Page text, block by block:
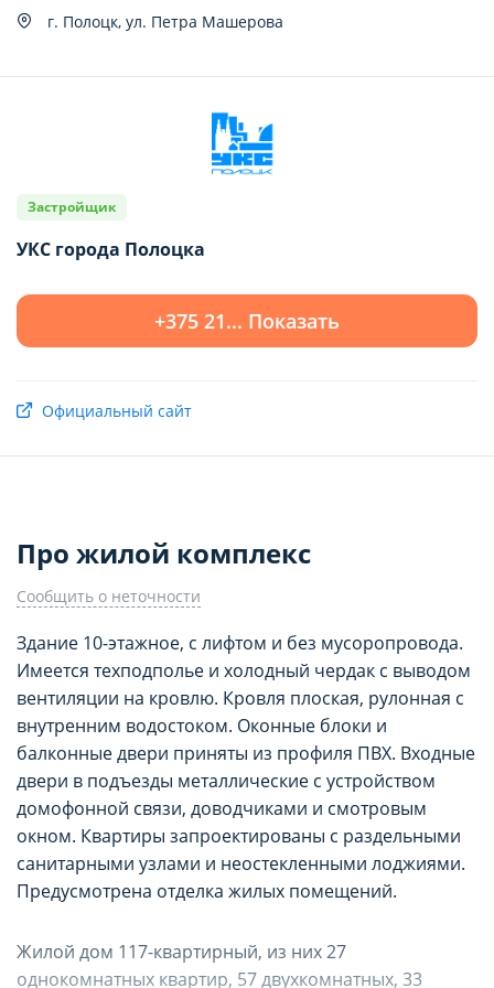
г. Полоцк, ул. Петра Машерова
Застройщик
УКС города Полоцка
+375 21... Показать
Официальный сайт
Про жилой комплекс
Сообщить о неточности
Здание 10-этажное, с лифтом и без мусоропровода.
Имеется техподполье и холодный чердак с выводом
вентиляции на кровлю. Кровля плоская, рулонная с
внутренним водостоком. Оконные блоки и
балконные двери приняты из профиля ПВХ. Входные
двери в подъезды металлические с устройством
домофонной связи, доводчиками и смотровым
окном. Квартиры запроектированы с раздельными
санитарными узлами и неостекленными лоджиями.
Предусмотрена отделка жилых помещений.
Жилой дом 117-квартирный, из них 27
однокомнатных квартир, 57 двухкомнатных, 33
Показать 0 квартир
Опишите проблему
НАСТРОЙТЕ ПАРАМЕТРЫ
ИСПОЛЬЗОВАНИЯ ФАЙЛОВ
COOKIE
НАСТРОЙТЕ ПАРАМЕТРЫ
ИСПОЛЬЗОВАНИЯ ФАЙЛОВ
COOKIE